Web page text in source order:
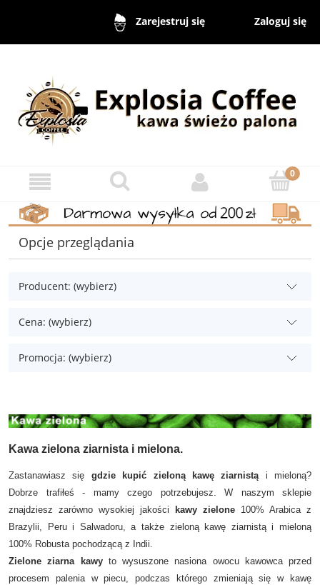
Zarejestruj się Zaloguj się
Opcje przeglądania
Producent: (wybierz)
Cena: (wybierz)
Promocja: (wybierz)
Kawa zielona ziarnista i mielona.
Zastanawiasz się gdzie kupić zieloną kawę ziarnistąi mieloną?
Dobrze trafiłeś - mamy czego potrzebujesz. W naszym sklepie
znajdziesz zarówno wysokiej jakości
kawy zielone 100% Arabica z
Brazylii, Peru i Salwadoru, a także zieloną kawę ziarnistą i mieloną
100% Robusta pochodzącą z Indii.
Zielone ziarna kawyto wysuszone nasiona owocu kawowca przed
procesem palenia w piecu, podczas którego zmieniają się w kawę